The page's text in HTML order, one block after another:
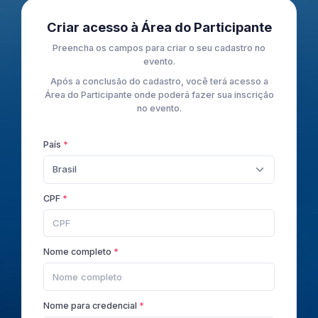
Criar acesso à Área do Participante
Preencha os campos para criar o seu cadastro no
evento.
Após a conclusão do cadastro, você terá acesso a
Área do Participante onde poderá fazer sua inscrição
no evento.
País
Brasil
CPF
Nome completo
Nome para credencial